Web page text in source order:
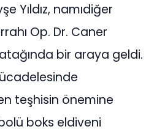
Yıldız, namıdiğer
Op. Dr. Caner
bir araya geldi.
teşhisin önemine
boks eldiveni